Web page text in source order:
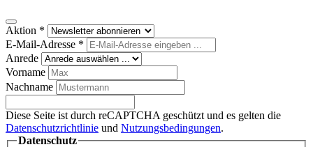
Aktion *
E-Mail-Adresse *
Anrede
Vorname
Nachname
Diese Seite ist durch reCAPTCHA geschützt und es gelten die
Datenschutzrichtlinie und Nutzungsbedingungen.
Datenschutz